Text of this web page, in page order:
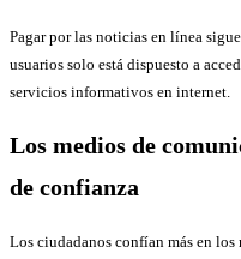
Pagar por las noticias en línea
usuarios solo está dispuesto a
servicios informativos en internet.
Los medios de
de confianza
Los ciudadanos confían más en